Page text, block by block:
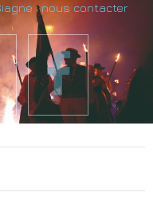
: nous contacter